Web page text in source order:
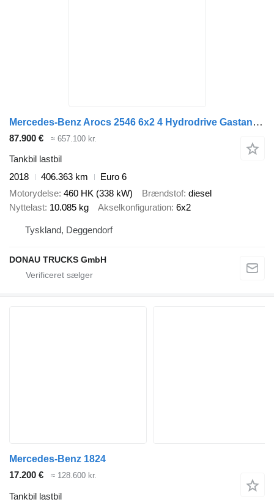
Mercedes-Benz Arocs 2546 6x2 4 Hydrodrive Gastank Gofa 10540kg
87.900 € ≈ 657.100 kr.
Tankbil lastbil
2018
406.363 km
Euro 6
Motorydelse 460 HK (338 kW) Brændstof diesel
Nyttelast 10.085 kg Akselkonfiguration 6x2
Tyskland, Deggendorf
DONAU TRUCKS GmbH
Mercedes-Benz 1824
17.200 €
≈ 128.600 kr.
Tankbil lastbil